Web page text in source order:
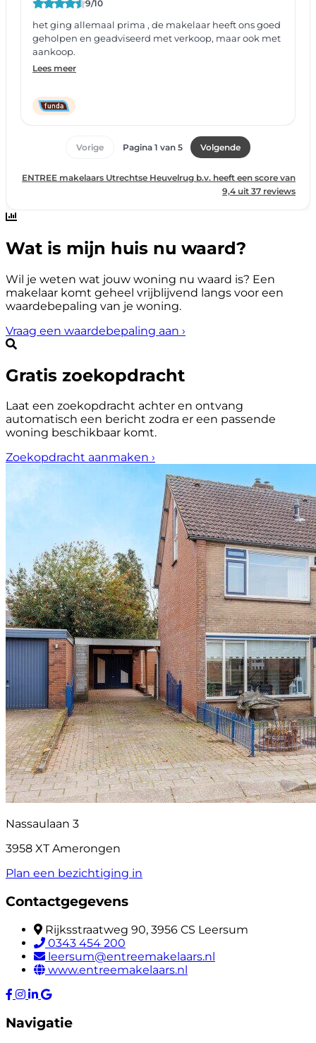
Wat is mijn huis nu waard?
Wil je weten wat jouw woning nu waard is? Een
makelaar komt geheel vrijblijvend langs voor een
waardebepaling van je woning.
Vraag een waardebepaling aan ›
Gratis zoekopdracht
Laat een zoekopdracht achter en ontvang
automatisch een bericht zodra er een passende
woning beschikbaar komt.
Zoekopdracht aanmaken ›
Nassaulaan 3
3958 XT Amerongen
Plan een bezichtiging in
Contactgegevens
Rijksstraatweg 90, 3956 CS Leersum
0343 454 200
leersum@entreemakelaars.nl
www.entreemakelaars.nl
Navigatie